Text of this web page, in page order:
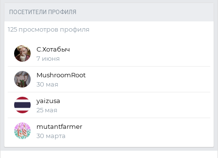
ПОСЕТИТЕЛИ ПРОФИЛЯ
125 просмотров профиля
С.Хотабыч
7 июня
MushroomRoot
30 мая
yaizusa
25 мая
mutantfarmer
30 марта